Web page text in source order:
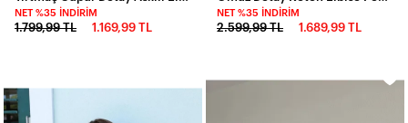
NET %35 İNDIRIM
1.799,99 TL 1.169,99 TL
NET %35 İNDIRIM
2.599,99 TL 1.689,99 TL